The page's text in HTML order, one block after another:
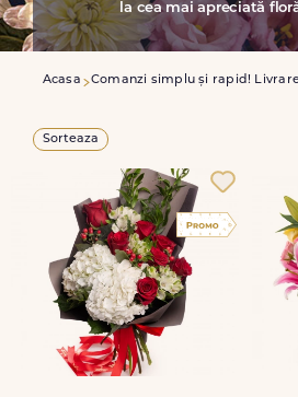
la cea mai apreciată
Acasa Comanzi simplu și rapid!
Sorteaza